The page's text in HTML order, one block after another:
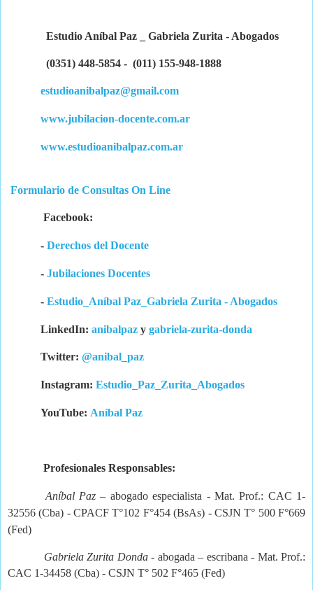
Estudio Aníbal Paz _ Gabriela Zurita - Abogados
(0351) 448-5854 - (011) 155-948-1888
estudioanibalpaz@gmail.com
www.jubilacion-docente.com.ar
www.estudioanibalpaz.com.ar
Formulario de Consultas On Line
Facebook:
-Derechos del Docente
-Jubilaciones Docentes
-Estudio_Aníbal Paz_Gabriela Zurita - Abogados
LinkedIn:anibalpaz ygabriela-zurita-donda
Twitter: @anibal_paz
Instagram:Estudio_Paz_Zurita_Abogados
YouTube: Aníbal Paz
Profesionales Responsables:
Aníbal Paz – abogado especialista - Mat. Prof.: CAC 1-
32556 (Cba) - CPACF T°102 F°454 (BsAs) - CSJN T° 500 F°669
(Fed)
Gabriela Zurita Donda - abogada – escribana - Mat. Prof.:
CAC 1-34458 (Cba) - CSJN T° 502 F°465 (Fed)